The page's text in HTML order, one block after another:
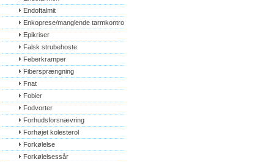
Endoftalmit
Enkoprese/manglende tarmkontrol
Epikriser
Falsk strubehoste
Feberkramper
Fibersprængning
Fnat
Fobier
Fodvorter
Forhudsforsnævring
Forhøjet kolesterol
Forkølelse
Forkølelsessår